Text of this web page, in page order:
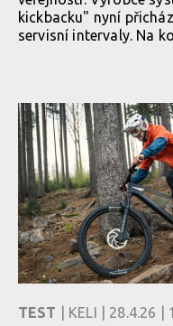
kickbacku" nyní
servisní intervaly. Na
TEST | KELI | 28.4.26 |